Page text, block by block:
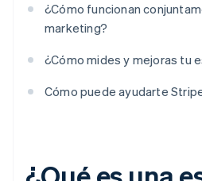
¿Cómo funcionan
marketing?
¿Cómo mides y mejoras tu
Cómo puede ayudarte